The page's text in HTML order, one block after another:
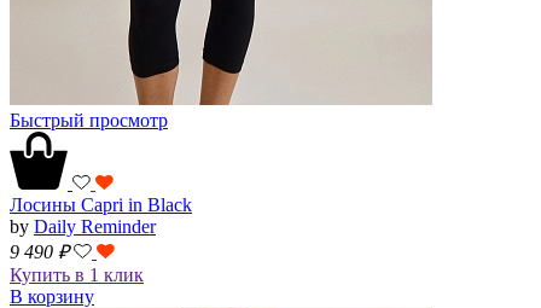
Быстрый просмотр
Лосины Capri in Black
by Daily Reminder
9 490 ₽
Купить в 1 клик
В корзину